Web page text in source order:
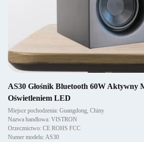
AS30 Głośnik Bluetooth 60W Aktywny
Oświetleniem LED
Miejsce pochodzenia: Guangdong, Chiny
Nazwa handlowa: VISTRON
Orzecznictwo: CE ROHS FCC
Numer modelu: AS30